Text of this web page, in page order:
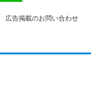
広告掲載のお問い合わせ